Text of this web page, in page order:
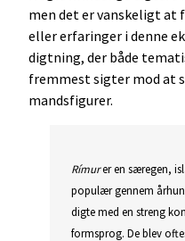
men det er vanskeligt at
eller erfaringer i denne
digtning, der både
fremmest sigter mod at
mandsfigurer.
Rímurer en særegen,
populær gennem
digte med en streng
formsprog. De blev